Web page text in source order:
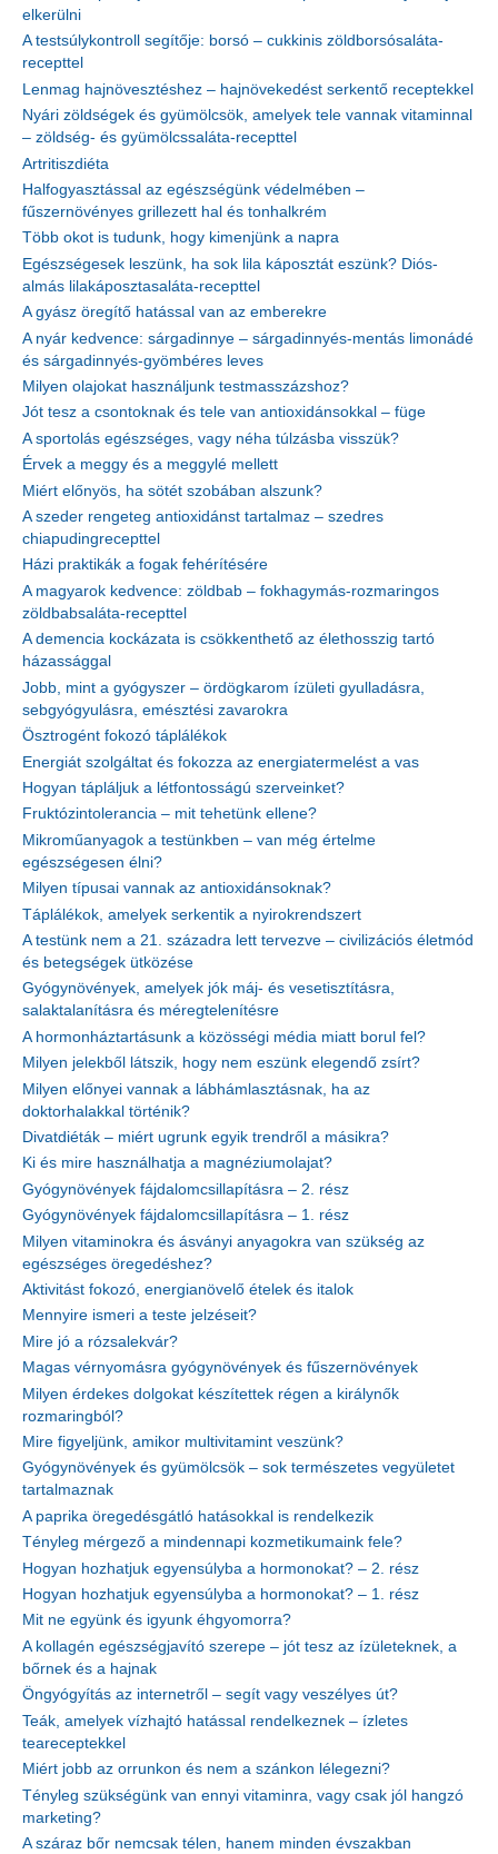
elkerülni
A testsúlykontroll segítője: borsó – cukkinis zöldborsósaláta-
recepttel
Lenmag hajnövesztéshez – hajnövekedést serkentő receptekkel
Nyári zöldségek és gyümölcsök, amelyek tele vannak vitaminnal
– zöldség- és gyümölcssaláta-recepttel
Artritiszdiéta
Halfogyasztással az egészségünk védelmében –
fűszernövényes grillezett hal és tonhalkrém
Több okot is tudunk, hogy kimenjünk a napra
Egészségesek leszünk, ha sok lila káposztát eszünk? Diós-
almás lilakáposztasaláta-recepttel
A gyász öregítő hatással van az emberekre
A nyár kedvence: sárgadinnye – sárgadinnyés-mentás limonádé
és sárgadinnyés-gyömbéres leves
Milyen olajokat használjunk testmasszázshoz?
Jót tesz a csontoknak és tele van antioxidánsokkal – füge
A sportolás egészséges, vagy néha túlzásba visszük?
Érvek a meggy és a meggylé mellett
Miért előnyös, ha sötét szobában alszunk?
A szeder rengeteg antioxidánst tartalmaz – szedres
chiapudingrecepttel
Házi praktikák a fogak fehérítésére
A magyarok kedvence: zöldbab – fokhagymás-rozmaringos
zöldbabsaláta-recepttel
A demencia kockázata is csökkenthető az élethosszig tartó
házassággal
Jobb, mint a gyógyszer – ördögkarom ízületi gyulladásra,
sebgyógyulásra, emésztési zavarokra
Ösztrogént fokozó táplálékok
Energiát szolgáltat és fokozza az energiatermelést a vas
Hogyan tápláljuk a létfontosságú szerveinket?
Fruktózintolerancia – mit tehetünk ellene?
Mikroműanyagok a testünkben – van még értelme
egészségesen élni?
Milyen típusai vannak az antioxidánsoknak?
Táplálékok, amelyek serkentik a nyirokrendszert
A testünk nem a 21. századra lett tervezve – civilizációs életmód
és betegségek ütközése
Gyógynövények, amelyek jók máj- és vesetisztításra,
salaktalanításra és méregtelenítésre
A hormonháztartásunk a közösségi média miatt borul fel?
Milyen jelekből látszik, hogy nem eszünk elegendő zsírt?
Milyen előnyei vannak a lábhámlasztásnak, ha az
doktorhalakkal történik?
Divatdiéták – miért ugrunk egyik trendről a másikra?
Ki és mire használhatja a magnéziumolajat?
Gyógynövények fájdalomcsillapításra – 2. rész
Gyógynövények fájdalomcsillapításra – 1. rész
Milyen vitaminokra és ásványi anyagokra van szükség az
egészséges öregedéshez?
Aktivitást fokozó, energianövelő ételek és italok
Mennyire ismeri a teste jelzéseit?
Mire jó a rózsalekvár?
Magas vérnyomásra gyógynövények és fűszernövények
Milyen érdekes dolgokat készítettek régen a királynők
rozmaringból?
Mire figyeljünk, amikor multivitamint veszünk?
Gyógynövények és gyümölcsök – sok természetes vegyületet
tartalmaznak
A paprika öregedésgátló hatásokkal is rendelkezik
Tényleg mérgező a mindennapi kozmetikumaink fele?
Hogyan hozhatjuk egyensúlyba a hormonokat? – 2. rész
Hogyan hozhatjuk egyensúlyba a hormonokat? – 1. rész
Mit ne együnk és igyunk éhgyomorra?
A kollagén egészségjavító szerepe – jót tesz az ízületeknek, a
bőrnek és a hajnak
Öngyógyítás az internetről – segít vagy veszélyes út?
Teák, amelyek vízhajtó hatással rendelkeznek – ízletes
teareceptekkel
Miért jobb az orrunkon és nem a szánkon lélegezni?
Tényleg szükségünk van ennyi vitaminra, vagy csak jól hangzó
marketing?
A száraz bőr nemcsak télen, hanem minden évszakban